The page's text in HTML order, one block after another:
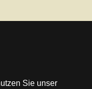
Sie unser